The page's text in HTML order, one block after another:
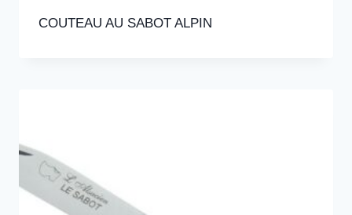
COUTEAU AU SABOT ALPIN